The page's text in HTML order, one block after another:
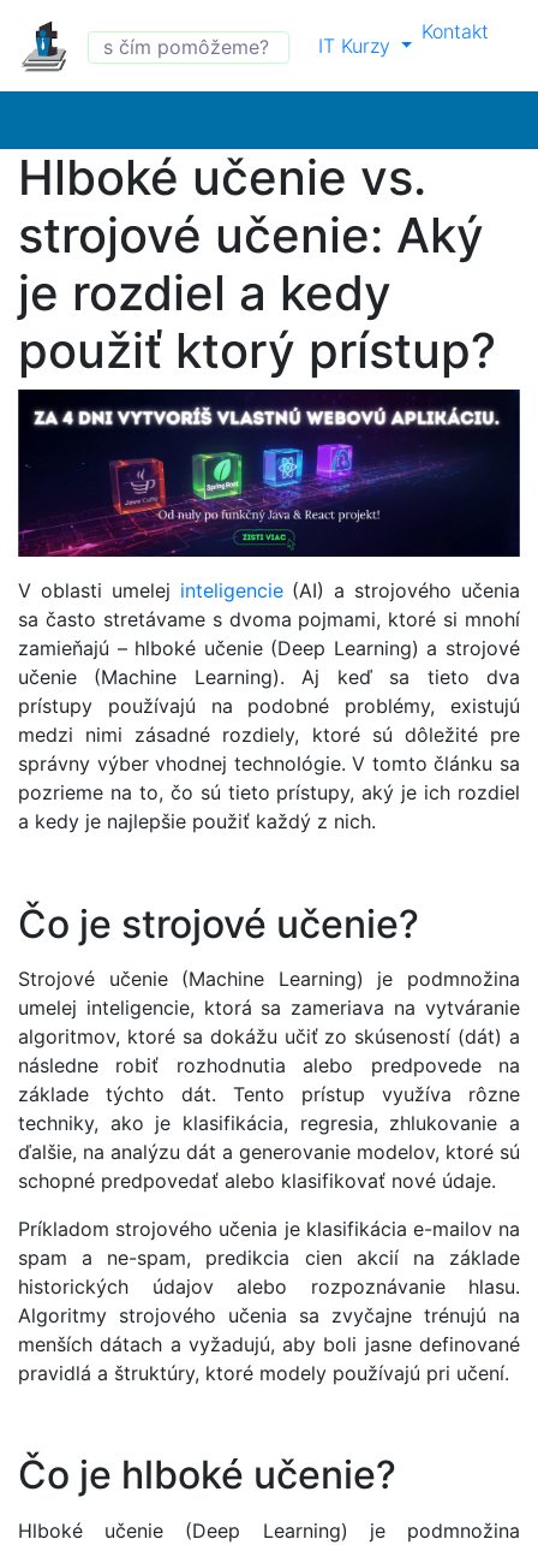
IT Kurzy
Kontakt
Hlboké učenie vs.
strojové učenie: Aký
je rozdiel a kedy
použiť ktorý prístup?
V oblasti umelej inteligencie(AI) a strojového učenia
sa často stretávame s dvoma pojmami, ktoré si mnohí
zamieňajú – hlboké učenie (Deep Learning) a strojové
učenie (Machine Learning). Aj keď sa tieto dva
prístupy používajú na podobné problémy, existujú
medzi nimi zásadné rozdiely, ktoré sú dôležité pre
správny výber vhodnej technológie. V tomto článku sa
pozrieme na to, čo sú tieto prístupy, aký je ich rozdiel
a kedy je najlepšie použiť každý z nich.
Čo je strojové učenie?
Strojové učenie (Machine Learning) je podmnožina
umelej inteligencie, ktorá sa zameriava na vytváranie
algoritmov, ktoré sa dokážu učiť zo skúseností (dát) a
následne robiť rozhodnutia alebo predpovede na
základe týchto dát. Tento prístup využíva rôzne
techniky, ako je klasifikácia, regresia, zhlukovanie a
ďalšie, na analýzu dát a generovanie modelov, ktoré sú
schopné predpovedať alebo klasifikovať nové údaje.
Príkladom strojového učenia je klasifikácia e-mailov na
spam a ne-spam, predikcia cien akcií na základe
historických údajov alebo rozpoznávanie hlasu.
Algoritmy strojového učenia sa zvyčajne trénujú na
menších dátach a vyžadujú, aby boli jasne definované
pravidlá a štruktúry, ktoré modely používajú pri učení.
Čo je hlboké učenie?
Hlboké učenie (Deep Learning) je podmnožina